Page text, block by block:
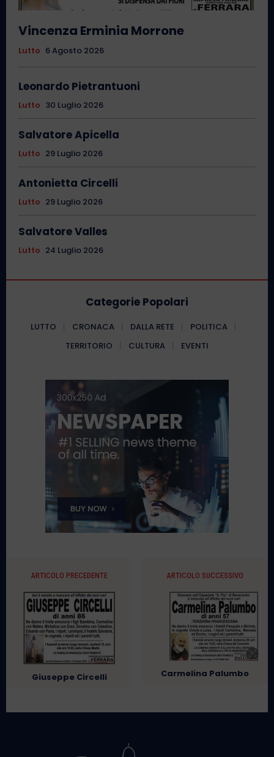
Vincenza Erminia Morrone
Lutto 6 Agosto 2026
Leonardo Pietrantuoni
Lutto 30 Luglio 2026
Salvatore Apicella
Lutto 29 Luglio 2026
Antonietta Circelli
Lutto 29 Luglio 2026
Salvatore Valles
Lutto 24 Luglio 2026
Categorie Popolari
LUTTO CRONACA DALLA RETE
POLITICA
TERRITORIO
CULTURA EVENTI
ARTICOLO PRECEDENTE
Giuseppe Circelli
ARTICOLO SUCCESSIVO
Carmelina Palumbo